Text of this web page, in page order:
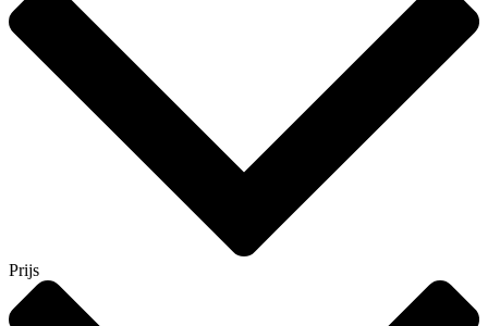
Prijs